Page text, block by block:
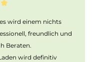
wird einem nichts
freundlich und
Beraten.
wird definitiv